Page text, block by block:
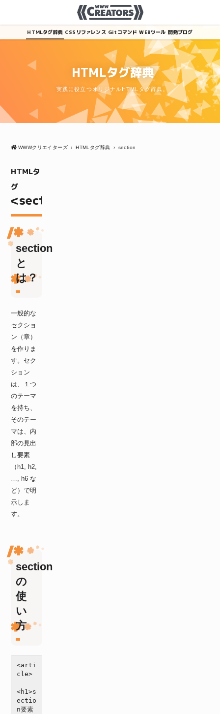
HTMLタグ辞典 CSSリファレンス Gitコマンド WEBツール 開発ブログ
HTMLタグ辞典
実践に役立つオリジナルHTMLタグ辞典。
WWWクリエイターズ › HTMLタグ辞典 › section
HTMLタ
グ
<section>
section
と
は？
一般的な
セクショ
ン（章）
を作りま
す。セク
ション
は、１つ
のテーマ
を持ち、
そのテー
マは、内
部の見出
し要素
（h1, h2,
…, h6 な
ど）で明
示しま
す。
section
の
使
い
方
<arti
cle>
<h1>s
ectio
n要素